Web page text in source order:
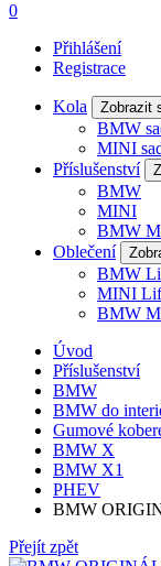
0
Přihlášení
Registrace
Kola Zobrazit
BMW
MINI
Příslušenství
BMW
MINI
BMW
Oblečení
BMW
MINI
BMW
Úvod
Příslušenství
BMW
BMW do
Gumové
BMW X
BMW X1
PHEV
BMW
Přejít zpět